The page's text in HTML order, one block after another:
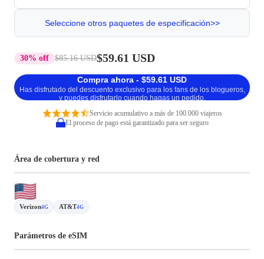
Seleccione otros paquetes de especificación>>
30% off $85.16 USD$59.61 USD
Compra ahora - $59.61 USD
Has disfrutado del descuento exclusivo para los fans de los blogueros,
y puedes disfrutarlo cuando hagas un pedido.
Servicio acumulativo a más de 100.000 viajeros
El proceso de pago está garantizado para ser seguro
Área de cobertura y red
Verizon4G AT&T4G
Parámetros de eSIM